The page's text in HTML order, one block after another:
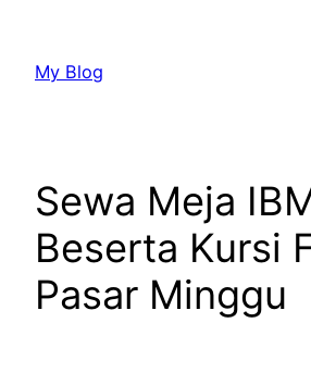
konten
My Blog
Sewa Meja
Beserta Kursi
Pasar Minggu